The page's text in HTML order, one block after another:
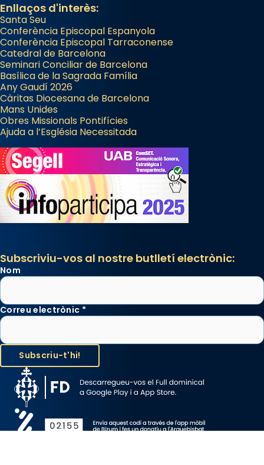
Enllaços d'interès:
Santa Seu
Conferència Episcopal Espanyola
Conferència Episcopal Tarraconense
Catedral de Barcelona
Seminari Conciliar de Barcelona
Basílica de la Sagrada Família
Any Gaudí 2026
Càritas Diocesana de Barcelona
Mans Unides
Obres Missionals Pontifícies
Ajuda a l’Església Necessitada
Subscriviu-vos al nostre butlletí electrònic:
Nom
Correu electrònic *